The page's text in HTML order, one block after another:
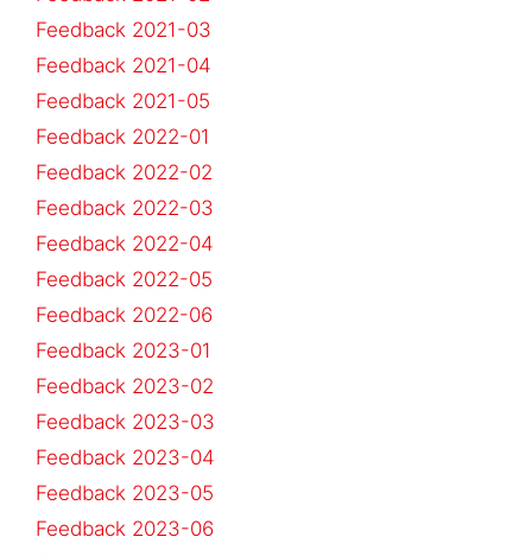
Feedback 2021-03
Feedback 2021-04
Feedback 2021-05
Feedback 2022-01
Feedback 2022-02
Feedback 2022-03
Feedback 2022-04
Feedback 2022-05
Feedback 2022-06
Feedback 2023-01
Feedback 2023-02
Feedback 2023-03
Feedback 2023-04
Feedback 2023-05
Feedback 2023-06